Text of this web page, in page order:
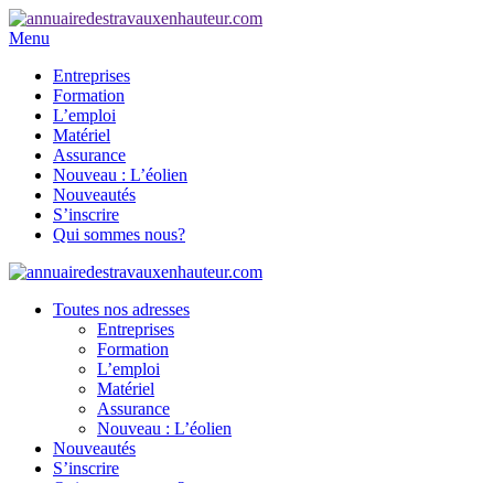
Menu
Entreprises
Formation
L’emploi
Matériel
Assurance
Nouveau : L’éolien
Nouveautés
S’inscrire
Qui sommes nous?
Toutes nos adresses
Entreprises
Formation
L’emploi
Matériel
Assurance
Nouveau : L’éolien
Nouveautés
S’inscrire